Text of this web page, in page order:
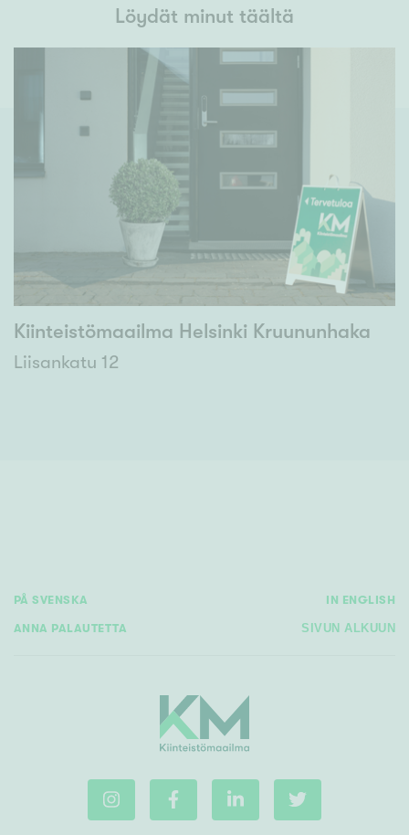
Löydät minut täältä
Kiinteistömaailma Helsinki Kruununhaka
Liisankatu 12
PÅ SVENSKA IN ENGLISH
ANNA PALAUTETTA SIVUN ALKUUN